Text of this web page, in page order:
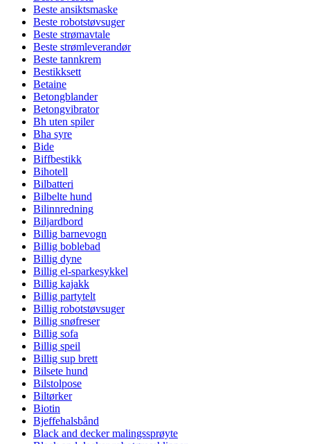
Beste ansiktsmaske
Beste robotstøvsuger
Beste strømavtale
Beste strømleverandør
Beste tannkrem
Bestikksett
Betaine
Betongblander
Betongvibrator
Bh uten spiler
Bha syre
Bide
Biffbestikk
Bihotell
Bilbatteri
Bilbelte hund
Bilinnredning
Biljardbord
Billig barnevogn
Billig boblebad
Billig dyne
Billig el-sparkesykkel
Billig kajakk
Billig partytelt
Billig robotstøvsuger
Billig snøfreser
Billig sofa
Billig speil
Billig sup brett
Bilsete hund
Bilstolpose
Biltørker
Biotin
Bjeffehalsbånd
Black and decker malingssprøyte